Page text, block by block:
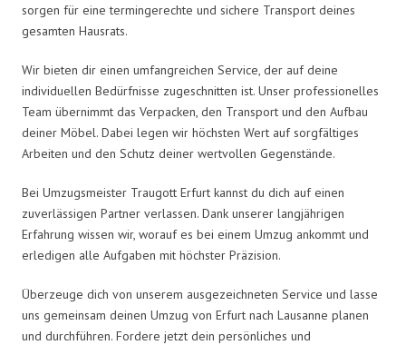
sorgen für eine termingerechte und sichere Transport deines
gesamten Hausrats.
Wir bieten dir einen umfangreichen Service, der auf deine
individuellen Bedürfnisse zugeschnitten ist. Unser professionelles
Team übernimmt das Verpacken, den Transport und den Aufbau
deiner Möbel. Dabei legen wir höchsten Wert auf sorgfältiges
Arbeiten und den Schutz deiner wertvollen Gegenstände.
Bei Umzugsmeister Traugott Erfurt kannst du dich auf einen
zuverlässigen Partner verlassen. Dank unserer langjährigen
Erfahrung wissen wir, worauf es bei einem Umzug ankommt und
erledigen alle Aufgaben mit höchster Präzision.
Überzeuge dich von unserem ausgezeichneten Service und lasse
uns gemeinsam deinen Umzug von Erfurt nach Lausanne planen
und durchführen. Fordere jetzt dein persönliches und